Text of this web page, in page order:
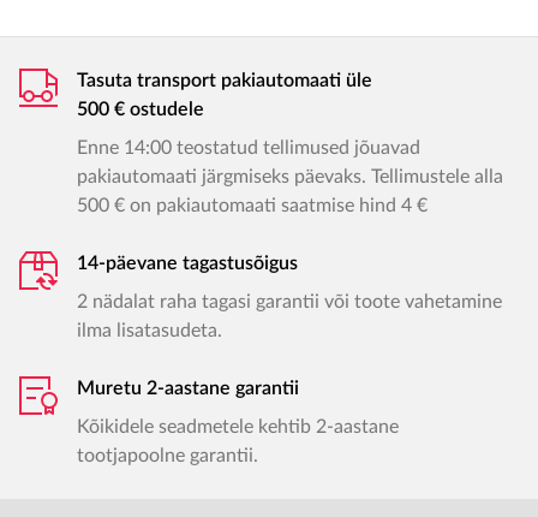
Tasuta transport pakiautomaati üle
500 € ostudele
Enne 14:00 teostatud tellimused jõuavad
pakiautomaati järgmiseks päevaks. Tellimustele alla
500 € on pakiautomaati saatmise hind 4 €
14-päevane tagastusõigus
2 nädalat raha tagasi garantii või toote vahetamine
ilma lisatasudeta.
Muretu 2-aastane garantii
Kõikidele seadmetele kehtib 2-aastane
tootjapoolne garantii.